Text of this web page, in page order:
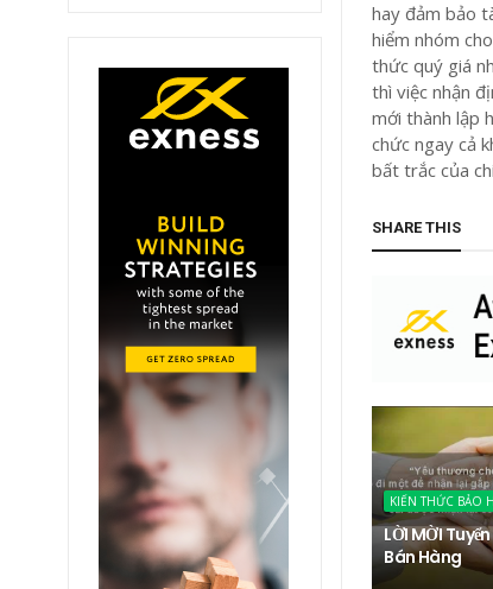
hay đảm bảo
hiểm nhóm
thức quý giá
thì việc nhận
mới thành lập
chức ngay cả
bất trắc của
SHARE THIS
KIẾN THỨC BẢO
LỜI MỜI
Bán Hàng